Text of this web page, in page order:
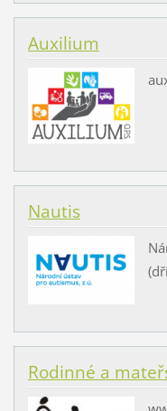
Auxilium
Nautis
Rodinné a